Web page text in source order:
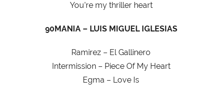
You’re my thriller heart
90MANIA – LUIS MIGUEL IGLESIAS
Ramirez – El Gallinero
Intermission – Piece Of My Heart
Egma – Love Is